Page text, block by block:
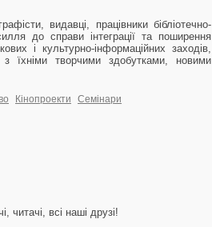
видавці, працівники бібліотечно-
до справи інтеграції та поширення
і культурно-інформаційних заходів,
їхніми творчими здобутками, новими
Кінопроекти Семінари
читачі, всі наші друзі!